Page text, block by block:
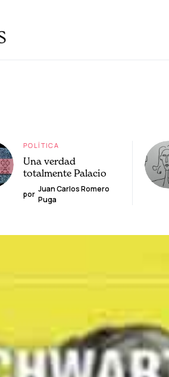
POLÍTICA
Una verdad
totalmente Palacio
por
Juan Carlos Romero
Puga